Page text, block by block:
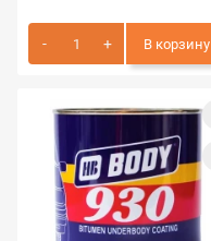
В корзину